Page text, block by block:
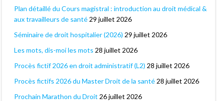
Plan détaillé du Cours magistral : introduction au droit médical &
aux travailleurs de santé 29 juillet 2026
Séminaire de droit hospitalier (2026) 29 juillet 2026
Les mots, dis-moi les mots 28 juillet 2026
Procès fictif 2026 en droit administratif (L2) 28 juillet 2026
Procès fictifs 2026 du Master Droit de la santé 28 juillet 2026
Prochain Marathon du Droit 26 juillet 2026